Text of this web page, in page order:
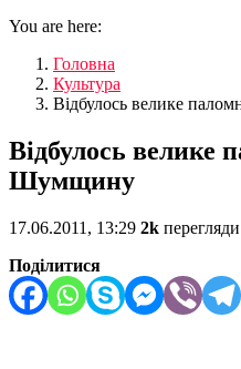
You are here:
Головна
Культура
Відбулось велике
Відбулось велике
Шумщину
17.06.2011, 13:29 2k перегляди
Поділитися